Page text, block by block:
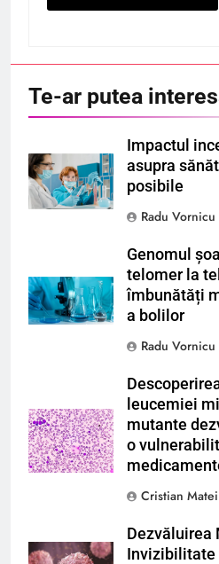
Te-ar putea
Impactul
asupra
posibile
Radu Vornicu
Genomul
telomer la
îmbunătăți
a bolilor
Radu Vornicu
leucemiei
mutante
o
Cristian Matei
Dezvăluirea
Invizibilitate